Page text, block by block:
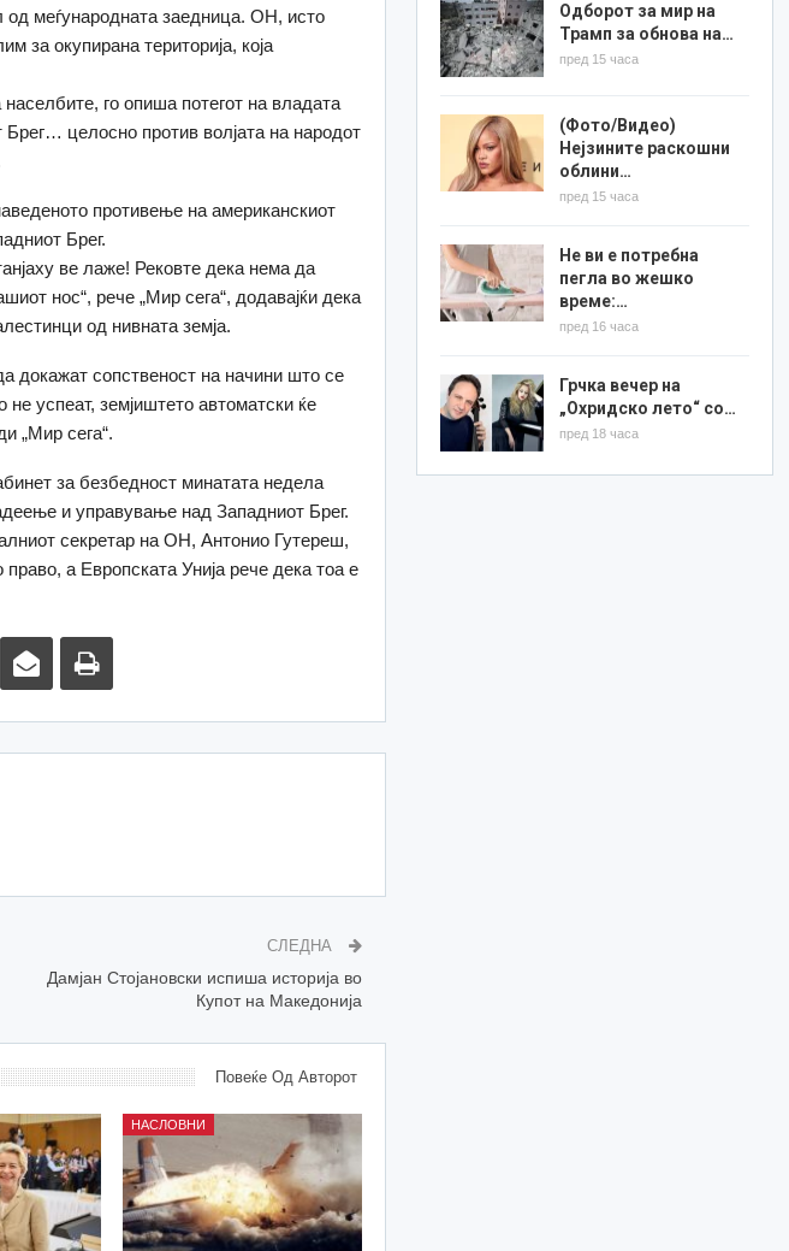
меѓународната заедница. ОН, исто
за окупирана територија, која
населбите, го опиша потегот на владата
целосно против волјата на народот
противење на американскиот
Брег.
ве лаже! Рековте дека нема да
нос“, рече „Мир сега“, додавајќи дека
од нивната земја.
докажат сопственост на начини што се
успеат, земјиштето автоматски ќе
„Мир сега“.
за безбедност минатата недела
и управување над Западниот Брег.
секретар на ОН, Антонио Гутереш,
а Европската Унија рече дека тоа е
СЛЕДНА
Дамјан Стојановски испиша историја во
Купот на Македонија
Повеќе Од Авторот
НАСЛОВНИ
Одборот за мир на
Трамп за обнова на…
пред 15 часа
(Фото/Видео)
Нејзините раскошни
облини…
пред 15 часа
Не ви е потребна
пегла во жешко
време:…
пред 16 часа
Грчка вечер на
„Охридско лето“ со…
пред 18 часа